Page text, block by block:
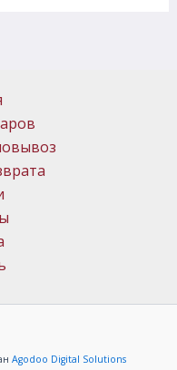
Agodoo Digital Solutions